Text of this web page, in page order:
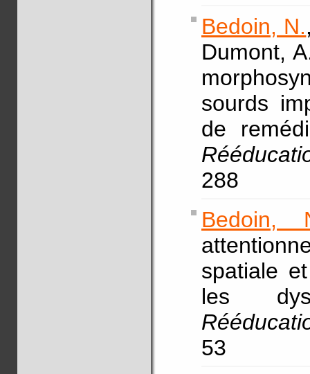
Bedoin, N.
Dumont,
sourds
de
288
Bedoin,
spatiale
les
53